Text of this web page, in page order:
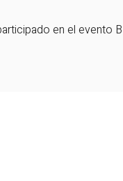
en el evento